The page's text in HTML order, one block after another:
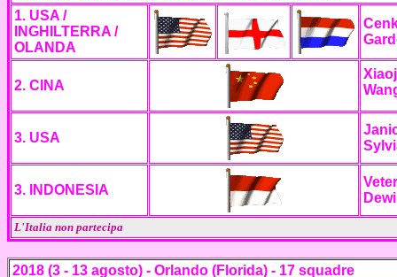
1. USA /
INGHILTERRA /
OLANDA
2. CINA
X
3. USA
3. INDONESIA
L'Italia non partecipa
2018 (3 - 13 agosto) - Orlando (Florida) - 17 squadre